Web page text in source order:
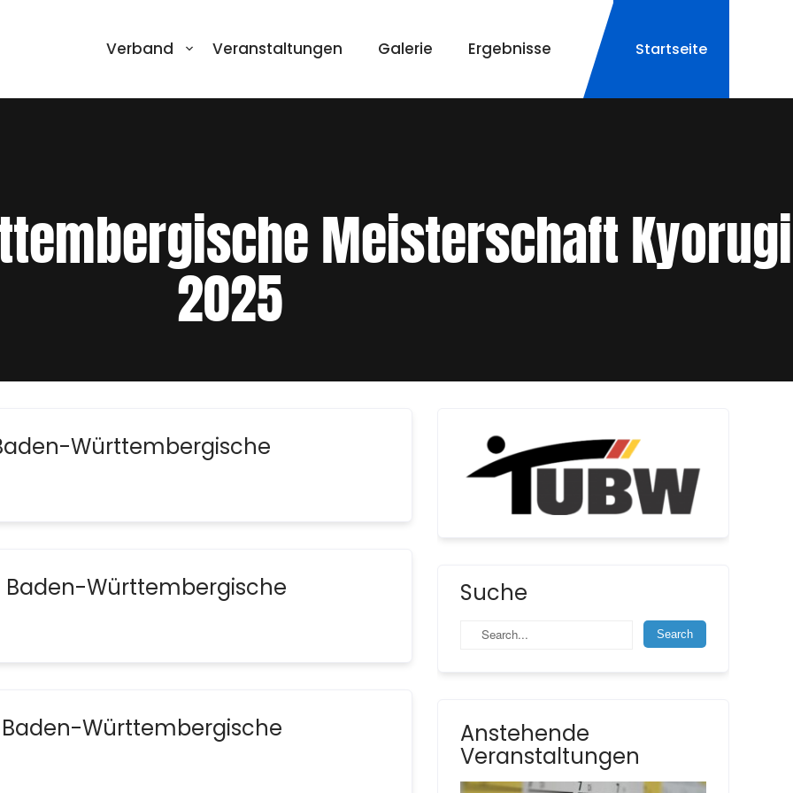
Startseite
Verband Veranstaltungen Galerie Ergebnisse
Meisterschaft Kyorugi
2025
Württembergische
Baden-Württembergische
Baden-Württembergische
Suche
Anstehende
Veranstaltungen